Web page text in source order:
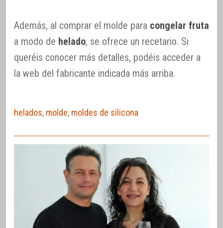
Además, al comprar el molde para congelar fruta
a modo de helado, se ofrece un recetario. Si
queréis conocer más detalles, podéis acceder a
la web del fabricante indicada más arriba.
helados, molde, moldes de silicona